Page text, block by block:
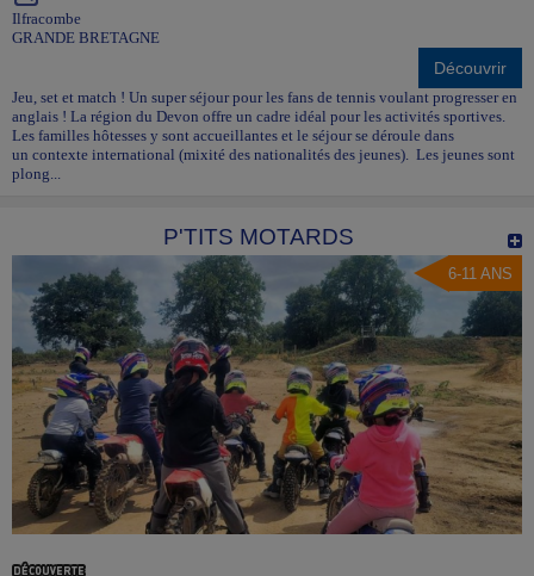
Ilfracombe
GRANDE BRETAGNE
Découvrir
Jeu, set et match ! Un super séjour pour les fans de tennis voulant progresser en
anglais ! La région du Devon offre un cadre idéal pour les activités sportives.
Les familles hôtesses y sont accueillantes et le séjour se déroule dans
un contexte international (mixité des nationalités des jeunes). Les jeunes sont
plong...
P'TITS MOTARDS
6-11 ANS